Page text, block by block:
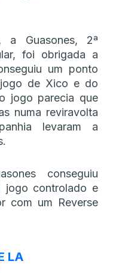
a Guasones, 2ª
foi obrigada a
um ponto
de Xico e do
jogo parecia que
numa reviravolta
levaram a
conseguiu
jogo controlado e
com um Reverse
LA